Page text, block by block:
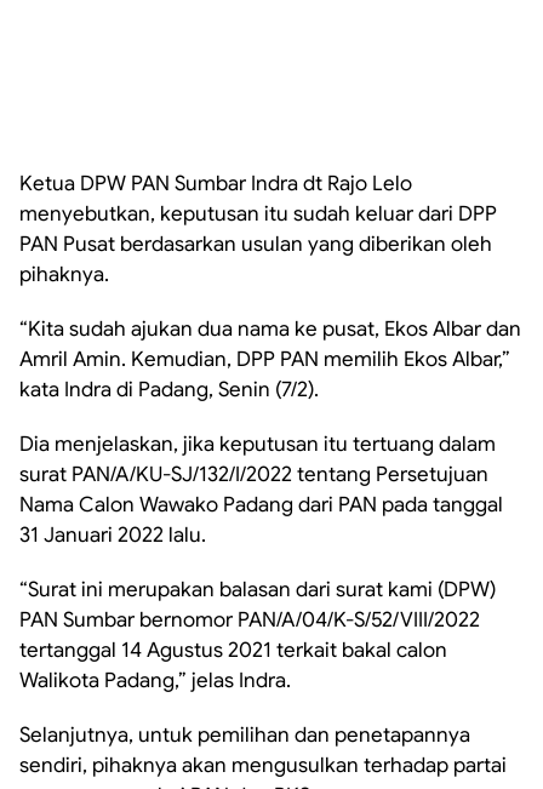
Ketua DPW PAN Sumbar Indra dt Rajo Lelo
menyebutkan, keputusan itu sudah keluar dari DPP
PAN Pusat berdasarkan usulan yang diberikan oleh
pihaknya.
“Kita sudah ajukan dua nama ke pusat, Ekos Albar dan
Amril Amin. Kemudian, DPP PAN memilih Ekos Albar,”
kata Indra di Padang, Senin (7/2).
Dia menjelaskan, jika keputusan itu tertuang dalam
surat PAN/A/KU-SJ/132/I/2022 tentang Persetujuan
Nama Calon Wawako Padang dari PAN pada tanggal
31 Januari 2022 lalu.
“Surat ini merupakan balasan dari surat kami (DPW)
PAN Sumbar bernomor PAN/A/04/K-S/52/VIII/2022
tertanggal 14 Agustus 2021 terkait bakal calon
Walikota Padang,” jelas Indra.
Selanjutnya, untuk pemilihan dan penetapannya
sendiri, pihaknya akan mengusulkan terhadap partai